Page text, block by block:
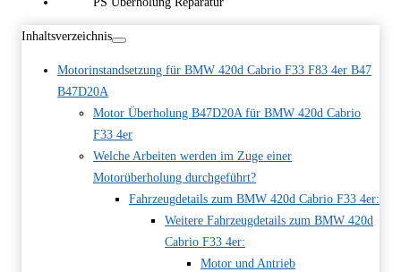
Inhaltsverzeichnis
Motorinstandsetzung für BMW 420d Cabrio F33 F83 4er B47
B47D20A
Motor Überholung B47D20A für BMW 420d Cabrio
F33 4er
Welche Arbeiten werden im Zuge einer
Motorüberholung durchgeführt?
Fahrzeugdetails zum BMW 420d Cabrio F33 4er:
Weitere Fahrzeugdetails zum BMW 420d
Cabrio F33 4er:
Motor und Antrieb